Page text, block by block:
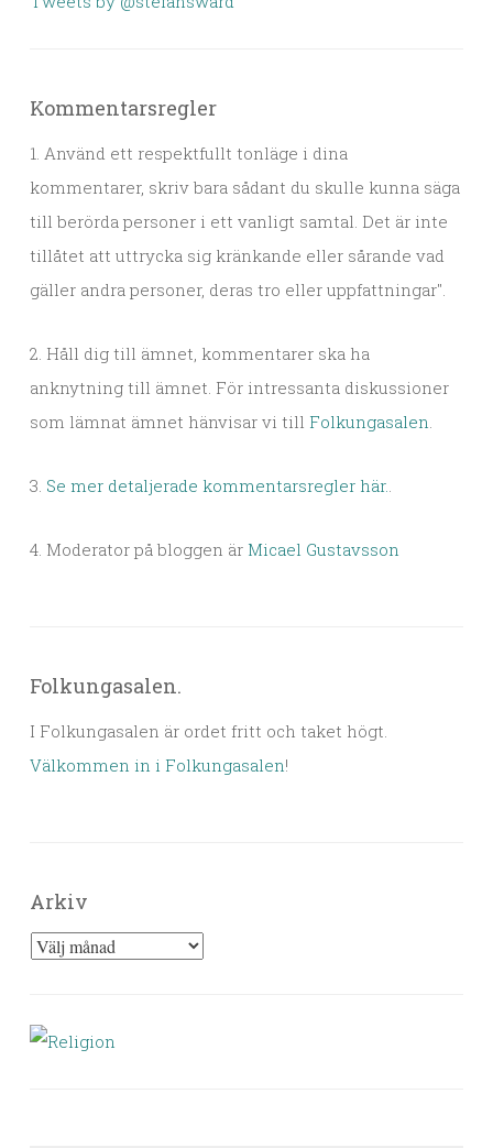
Kommentarsregler
1. Använd ett respektfullt tonläge i dina
kommentarer, skriv bara sådant du skulle kunna säga
till berörda personer i ett vanligt samtal. Det är inte
tillåtet att uttrycka sig kränkande eller sårande vad
gäller andra personer, deras tro eller uppfattningar".
2. Håll dig till ämnet, kommentarer ska ha
anknytning till ämnet. För intressanta diskussioner
som lämnat ämnet hänvisar vi till Folkungasalen.
3. Se mer detaljerade kommentarsregler här..
4. Moderator på bloggen är Micael Gustavsson
Folkungasalen.
I Folkungasalen är ordet fritt och taket högt.
Välkommen in i Folkungasalen!
Arkiv
Arkiv